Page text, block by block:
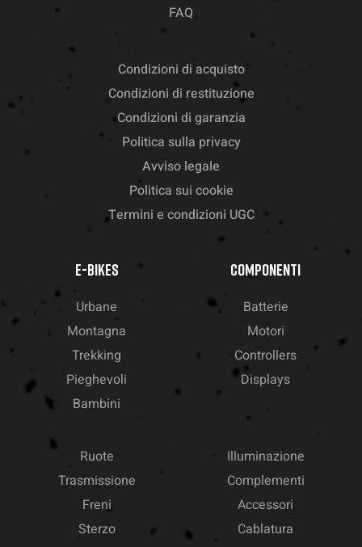
FAQ
Condizioni di acquisto
Condizioni di restituzione
Condizioni di garanzia
Politica sulla privacy
Avviso legale
Politica sui cookie
Termini e condizioni UGC
E-BIKES
Urbane
Montagna
Trekking
Pieghevoli
Bambini
COMPONENTI
Batterie
Motori
Controllers
Displays
Ruote
Trasmissione
Freni
Sterzo
Illuminazione
Complementi
Accessori
Cablatura